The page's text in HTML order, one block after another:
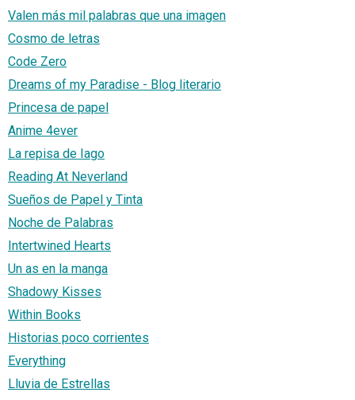
Valen más mil palabras que una imagen
Cosmo de letras
Code Zero
Dreams of my Paradise - Blog literario
Princesa de papel
Anime 4ever
La repisa de Iago
Reading At Neverland
Sueños de Papel y Tinta
Noche de Palabras
Intertwined Hearts
Un as en la manga
Shadowy Kisses
Within Books
Historias poco corrientes
Everything
Lluvia de Estrellas